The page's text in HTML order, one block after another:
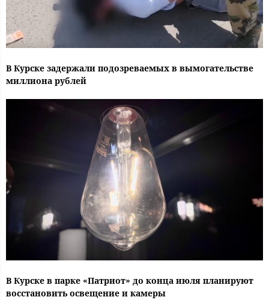
В Курске задержали подозреваемых в вымогательстве
миллиона рублей
В Курске в парке «Патриот» до конца июля планируют
восстановить освещение и камеры